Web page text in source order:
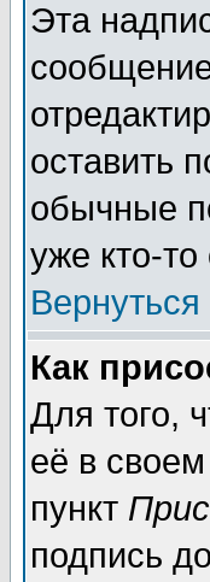
Эта
оставить
обычные
уже кто-то
Как
Для того,
её в
пункт
подпись